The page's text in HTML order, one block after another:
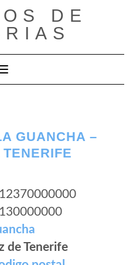
DE
Cambiar modo de navegación
GUANCHA –
de Tenerife